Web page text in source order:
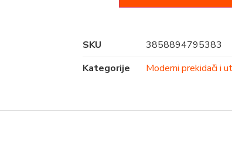
SKU
3858894795383
Kategorije
Moderni prekidači i